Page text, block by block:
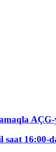
saat 16:00-